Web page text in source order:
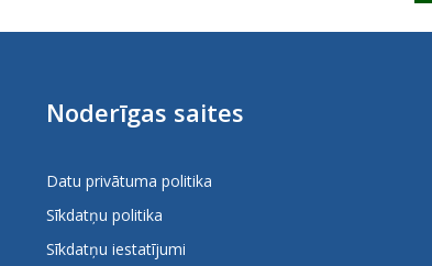
Noderīgas saites
Datu privātuma politika
Sīkdatņu politika
Sīkdatņu iestatījumi